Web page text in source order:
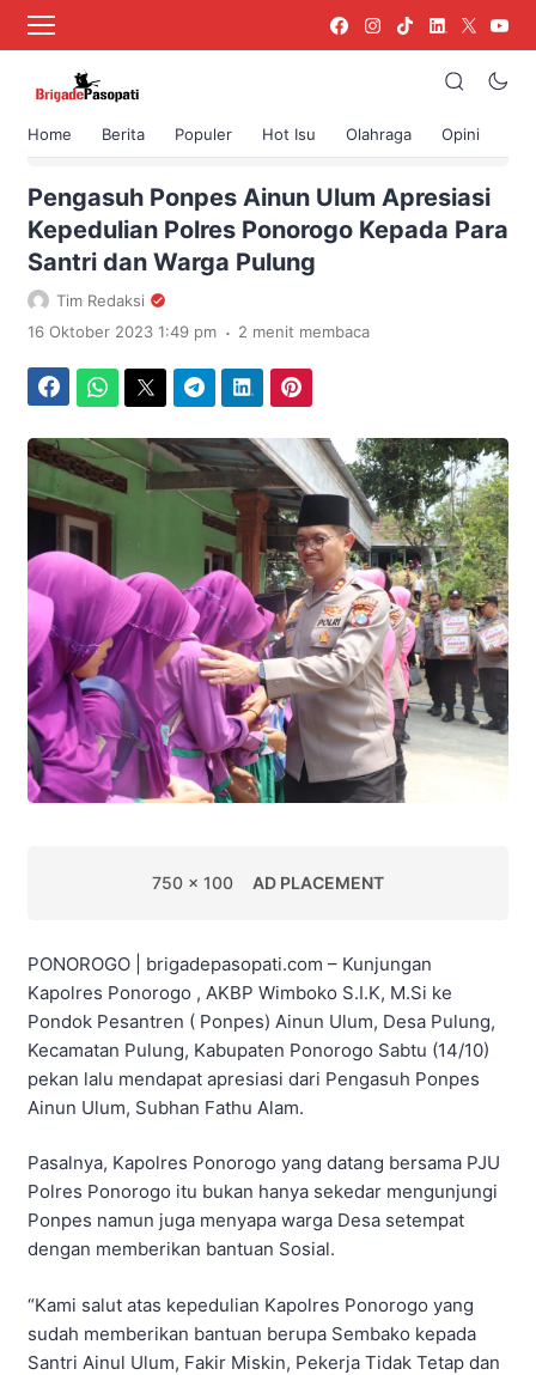
Home Berita Populer Hot Isu Olahraga Opini
›
Pengasuh Ponpes Ainun Ulum Apresiasi
Kepedulian Polres Ponorogo Kepada Para
Santri dan Warga Pulung
Tim Redaksi
16 Oktober 2023 1:49 pm . 2 menit membaca
750 x 100 AD PLACEMENT
PONOROGO | brigadepasopati.com – Kunjungan
Kapolres Ponorogo , AKBP Wimboko S.I.K, M.Si ke
Pondok Pesantren ( Ponpes) Ainun Ulum, Desa Pulung,
Kecamatan Pulung, Kabupaten Ponorogo Sabtu (14/10)
pekan lalu mendapat apresiasi dari Pengasuh Ponpes
Ainun Ulum, Subhan Fathu Alam.
Pasalnya, Kapolres Ponorogo yang datang bersama PJU
Polres Ponorogo itu bukan hanya sekedar mengunjungi
Ponpes namun juga menyapa warga Desa setempat
dengan memberikan bantuan Sosial.
“Kami salut atas kepedulian Kapolres Ponorogo yang
sudah memberikan bantuan berupa Sembako kepada
Santri Ainul Ulum, Fakir Miskin, Pekerja Tidak Tetap dan